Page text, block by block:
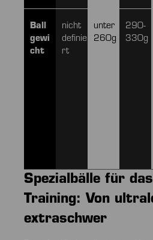
Ball
gewi
cht
nicht
definie
rt
unter
260g
290-
330g
Spezialbälle für
Training: Von
extraschwer